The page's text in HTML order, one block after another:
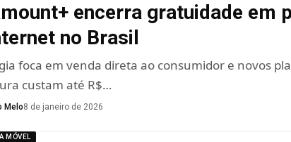
encerra gratuidade em
no Brasil
foca em venda direta ao consumidor e novos
custam até R$…
Melo8 de janeiro de 2026
MÓVEL